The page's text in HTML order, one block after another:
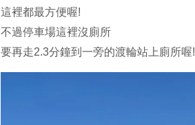
這裡都最方便喔!
不過停車場這裡沒廁所
要再走2.3分鐘到一旁的渡輪站上廁所喔!